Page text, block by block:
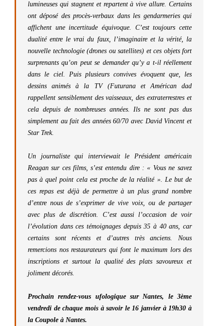
lumineuses qui stagnent et repartent à vive allure. Certains
ont déposé des procès-verbaux dans les gendarmeries qui
affichent une incertitude équivoque. C’est toujours cette
dualité entre le vrai du faux, l’imaginaire et la vérité, la
nouvelle technologie (drones ou satellites) et ces objets fort
surprenants qu’on peut se demander qu’y a t-il réellement
dans le ciel. Puis plusieurs convives évoquent que, les
dessins animés à la TV (Futurana et Américan dad
rappellent sensiblement des vaisseaux, des extraterrestres et
cela depuis de nombreuses années. Ils ne sont pas dus
simplement au fait des années 60/70 avec David Vincent et
Star Trek.
Un journaliste qui interviewait le Président américain
Reagan sur ces films, s’est entendu dire : « Vous ne savez
pas à quel point cela est proche de la réalité ». Le but de
ces repas est déjà de permettre à un plus grand nombre
d’entre nous de s’exprimer de vive voix, ou de partager
avec plus de discrétion. C’est aussi l’occasion de voir
l’évolution dans ces témoignages depuis 35 à 40 ans, car
certains sont récents et d’autres très anciens. Nous
remercions nos restaurateurs qui font le maximum lors des
inscriptions et surtout la qualité des plats savoureux et
joliment décorés.
Prochain rendez-vous ufologique sur Nantes, le 3ème
vendredi de chaque mois à savoir le 16 janvier à 19h30 à
la Coupole à Nantes.